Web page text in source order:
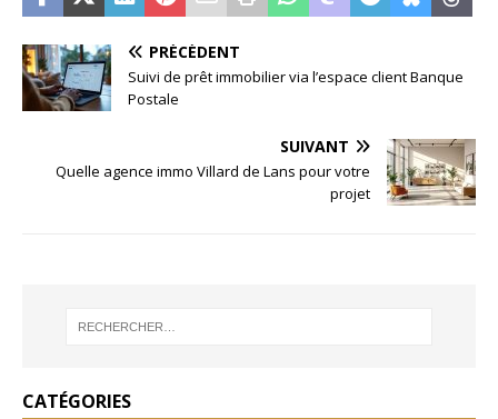
PRÉCÉDENT
Suivi de prêt immobilier via l’espace client Banque
Postale
SUIVANT
Quelle agence immo Villard de Lans pour votre
projet
CATÉGORIES